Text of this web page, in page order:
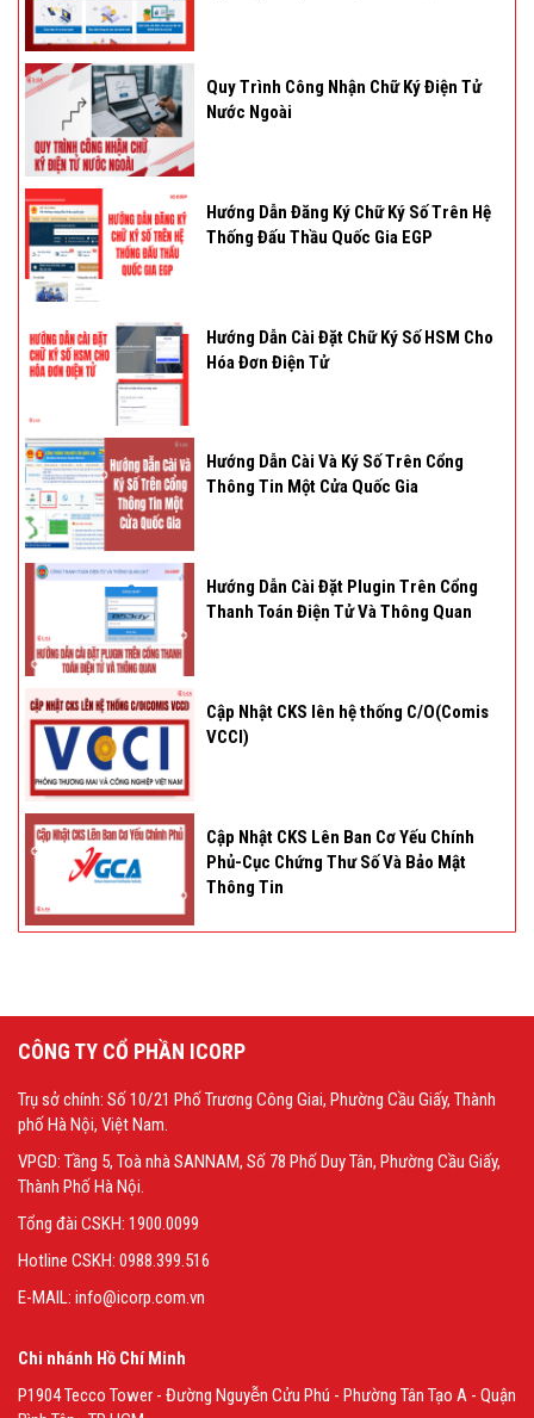
Quy Trình Công Nhận Chữ Ký Điện Tử
Nước Ngoài
Hướng Dẫn Đăng Ký Chữ Ký Số Trên Hệ
Thống Đấu Thầu Quốc Gia EGP
Hướng Dẫn Cài Đặt Chữ Ký Số HSM Cho
Hóa Đơn Điện Tử
Hướng Dẫn Cài Và Ký Số Trên Cổng
Thông Tin Một Cửa Quốc Gia
Hướng Dẫn Cài Đặt Plugin Trên Cổng
Thanh Toán Điện Tử Và Thông Quan
Cập Nhật CKS lên hệ thống C/O(Comis
VCCI)
Cập Nhật CKS Lên Ban Cơ Yếu Chính
Phủ-Cục Chứng Thư Số Và Bảo Mật
Thông Tin
CÔNG TY CỔ PHẦN ICORP
Trụ sở chính: Số 10/21 Phố Trương Công Giai, Phường Cầu Giấy, Thành
phố Hà Nội, Việt Nam.
VPGD: Tầng 5, Toà nhà SANNAM, Số 78 Phố Duy Tân, Phường Cầu Giấy,
Thành Phố Hà Nội.
Tổng đài CSKH: 1900.0099
Hotline CSKH: 0988.399.516
E-MAIL: info@icorp.com.vn
Chi nhánh Hồ Chí Minh
P1904 Tecco Tower - Đường Nguyễn Cửu Phú - Phường Tân Tạo A - Quận